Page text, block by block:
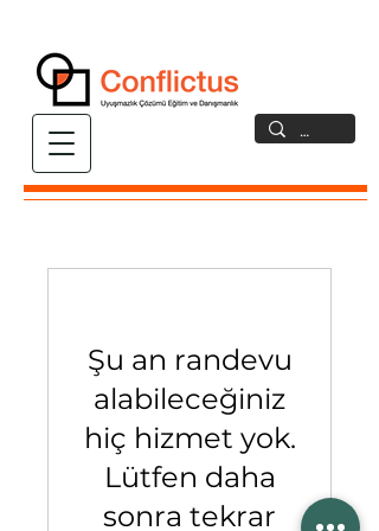
Şu an randevu
alabileceğiniz
hiç hizmet yok.
Lütfen daha
sonra tekrar